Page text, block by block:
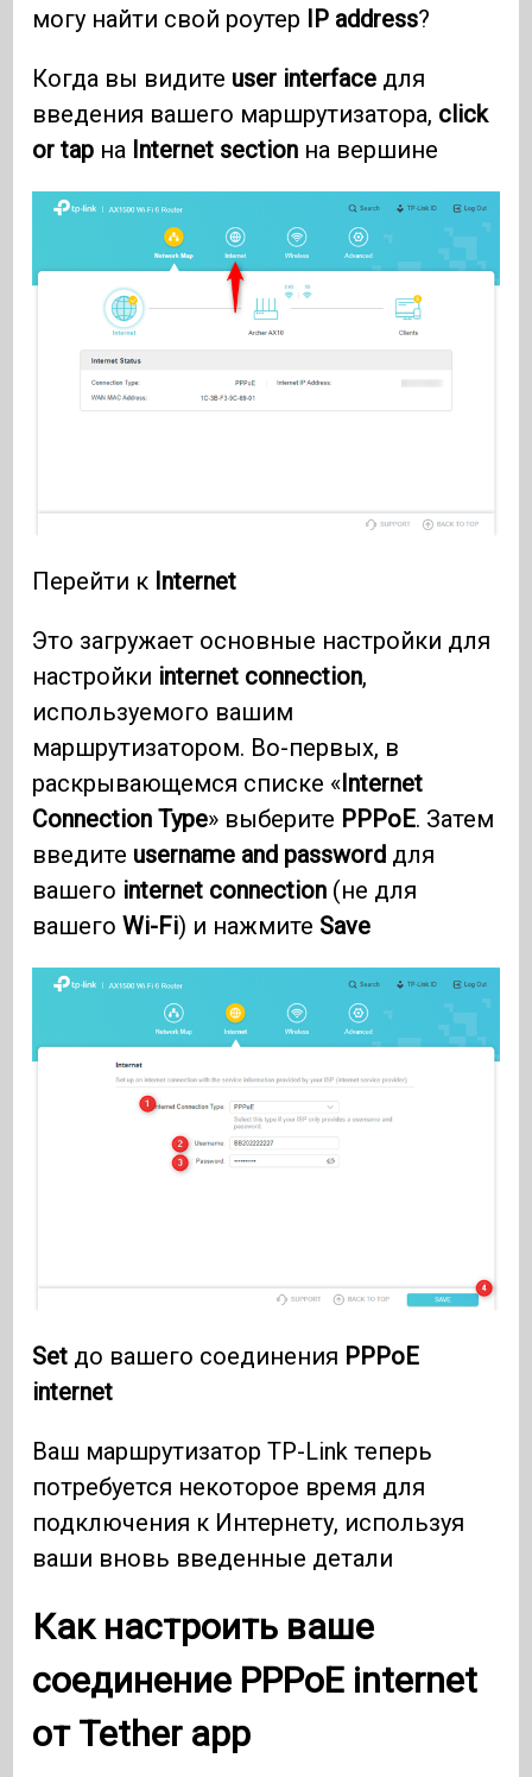
могу найти свой роутер IP address?
Когда вы видите user interface для
введения вашего маршрутизатора, click
or tap на Internet section на вершине
Перейти к Internet
Это загружает основные настройки для
настройки internet connection,
используемого вашим
маршрутизатором. Во-первых, в
раскрывающемся списке «Internet
Connection Type» выберите PPPoE. Затем
введите username and password для
вашего internet connection (не для
вашегоWi-Fi) и нажмите Save
Set до вашего соединения PPPoE
internet
Ваш маршрутизатор TP-Link теперь
потребуется некоторое время для
подключения к Интернету, используя
ваши вновь введенные детали
Как настроить ваше
соединение PPPoE internet
от Tether app